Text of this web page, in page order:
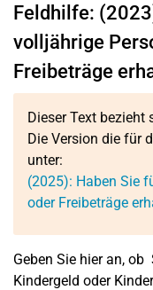
Feldhilfe:
volljährige
Freibeträge
Dieser Text bezieht
Die Version die für
unter:
(2025): Haben Sie
oder Freibeträge
Geben Sie hier an, ob
Kindergeld oder